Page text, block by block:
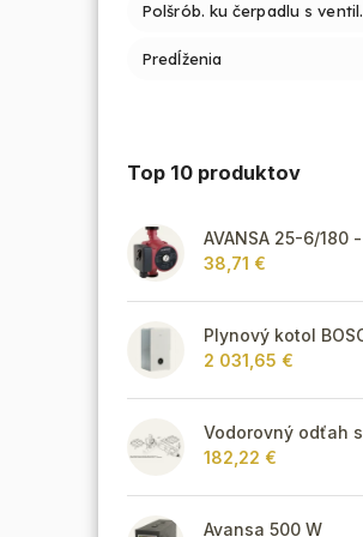
Polšrób. ku čerpadlu s ventil.
Predĺženia
Top 10 produktov
38,71 €
2 031,65 €
182,22 €
Avansa 500 W